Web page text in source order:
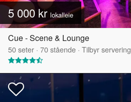
5 000 krlokalleie
Cue - Scene & Lounge
50seter · 70stående · Tilbyr servering